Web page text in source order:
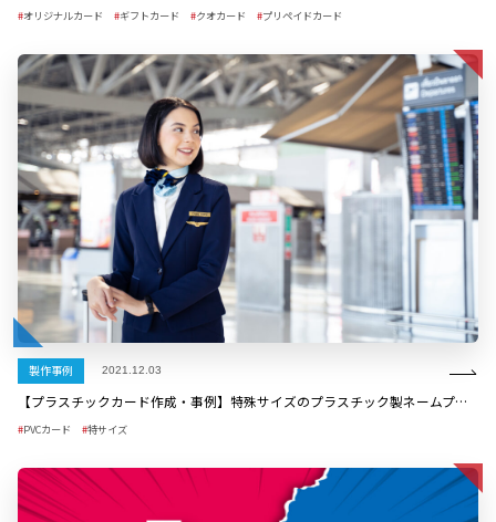
オリジナルカード ギフトカード クオカード プリペイドカード
製作事例 2021.12.03
【プラスチックカード作成・事例】特殊サイズのプラスチック製ネームプレート
PVCカード 特サイズ